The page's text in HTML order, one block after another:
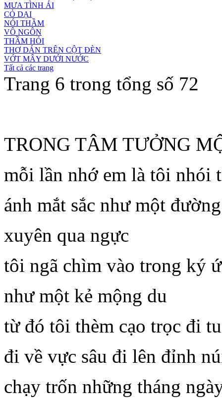
MƯA TÌNH ÁI
CỎ DẠI
NÓI THẦM
VÔ NGÔN
THẦM HỎI
THƠ DÁN TRÊN CỘT ĐÈN
VỚT MÂY DƯỚI NƯỚC
Tất cả các trang
Trang 6 trong tổng số 72
TRONG TÂM TƯỞNG
mỗi lần nhớ em là tôi nhói
ánh mắt sắc như một
xuyên qua ngực
tôi ngã chìm vào trong ký
như một kẻ mộng du
từ đó tôi thèm cạo trọc đi tu
đi về vực sâu đi lên đỉnh
chạy trốn những tháng